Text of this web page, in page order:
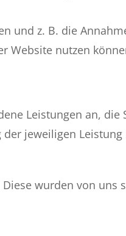
und z. B. die
Website nutzen
Leistungen an, die
jeweiligen
wurden von